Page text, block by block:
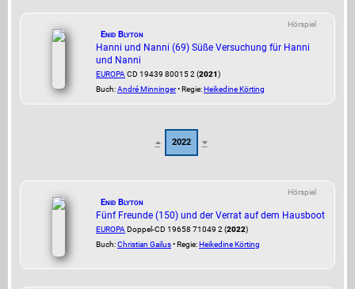
Hörspiel
Enid Blyton
Hanni und Nanni (69) Süße Versuchung für Hanni
und Nanni
EUROPA CD 19439 80015 2 (2021)
Buch:André Minninger• Regie:Heikedine Körting
2022
Hörspiel
Enid Blyton
Fünf Freunde (150) und der Verrat auf dem Hausboot
EUROPA Doppel-CD 19658 71049 2 (2022)
Buch:Christian Gailus• Regie:Heikedine Körting